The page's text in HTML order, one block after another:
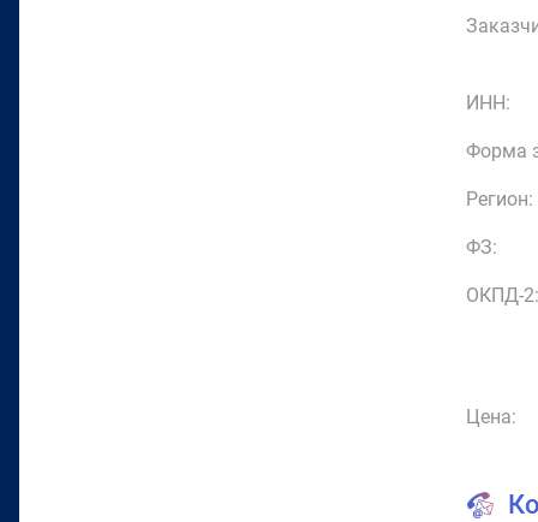
ИНН:
Форма
Регион:
ФЗ:
ОКПД-2:
Цена: